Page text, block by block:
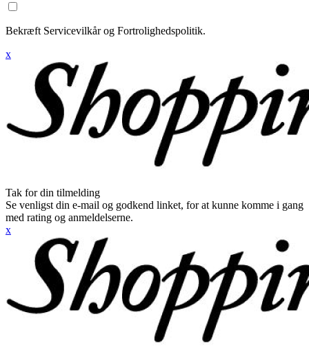
Bekræft Servicevilkår og Fortrolighedspolitik.
x
Tak for din tilmelding
Se venligst din e-mail og godkend linket, for at kunne komme i gang
med rating og anmeldelserne.
x